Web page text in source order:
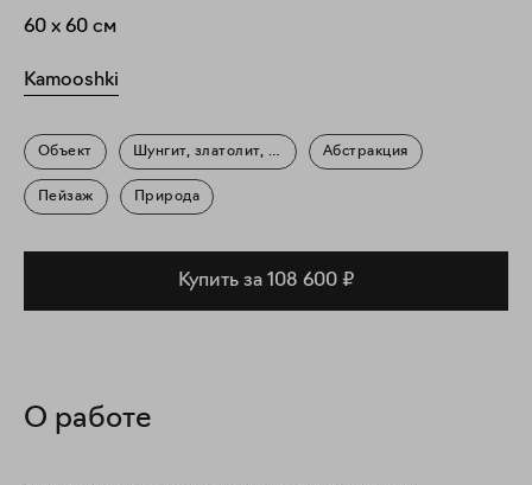
60 x 60 см
Kamooshki
Объект Шунгит, златолит, смальтаАбстракция
Пейзаж Природа
Купить за 108 600 ₽
О работе